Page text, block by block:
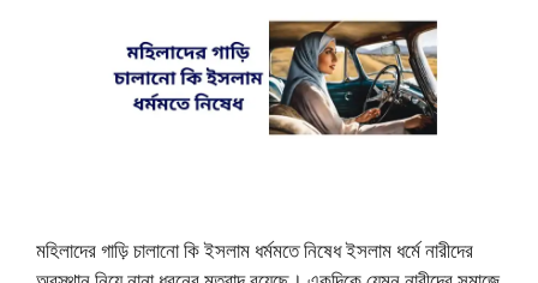
মহিলাদের গাড়ি চালানো কি ইসলাম ধর্মমতে নিষেধ ইসলাম ধর্মে নারীদের